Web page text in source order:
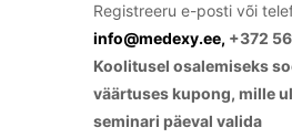
Registreeru e-posti või
info@medexy.ee, +372
Koolitusel osalemiseks
väärtuses kupong, mille
seminari päeval valida